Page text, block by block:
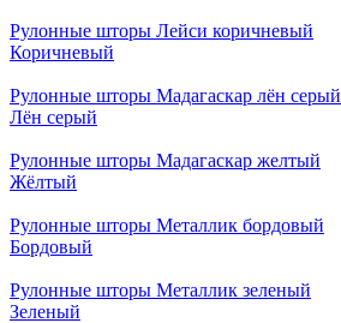
Рулонные шторы Лейси коричневый
Коричневый
Рулонные шторы Мадагаскар лён серый
Лён серый
Рулонные шторы Мадагаскар желтый
Жёлтый
Рулонные шторы Металлик бордовый
Бордовый
Рулонные шторы Металлик зеленый
Зеленый